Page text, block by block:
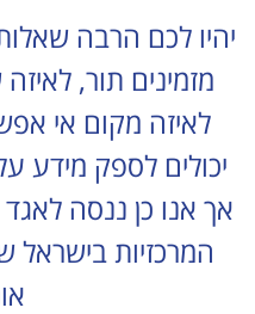
יהיו לכם הרבה
מזמינים תור, לאיזה
לאיזה מקום אי
יכולים לספק מידע
אך אנו כן ננסה
המרכזיות